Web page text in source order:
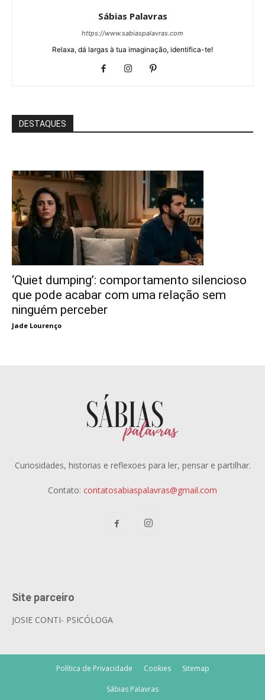
Sábias Palavras
https://www.sabiaspalavras.com
Relaxa, dá largas à tua imaginação, identifica-te!
DESTAQUES
‘Quiet dumping’: comportamento silencioso
que pode acabar com uma relação sem
ninguém perceber
Jade Lourenço
Curiosidades, historias e reflexoes para ler, pensar e partilhar.
Contato: contatosabiaspalavras@gmail.com
Site parceiro
JOSIE CONTI- PSICÓLOGA
Política de Privacidade Cookies Sitemap
Sábias Palavras